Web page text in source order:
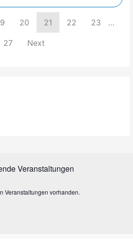
20 21 22 23 …
27 Next
Veranstaltungen
Veranstaltungen vorhanden.